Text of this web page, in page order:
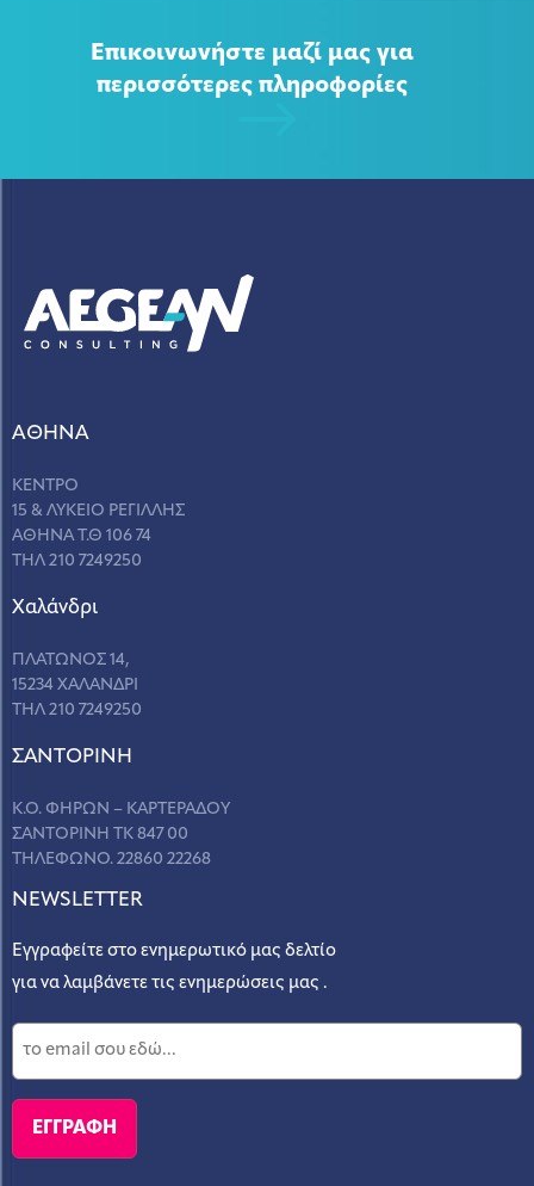
Επικοινωνήστε μαζί μας για
περισσότερες πληροφορίες
ΑΘΗΝΑ
ΚΕΝΤΡΟ
15 & ΛΥΚΕΙΟ ΡΕΓΙΛΛΗΣ
ΑΘΗΝΑ Τ.Θ 106 74
ΤΗΛ 210 7249250
Χαλάνδρι
ΠΛΑΤΩΝΟΣ 14,
15234 ΧΑΛΑΝΔΡΙ
ΤΗΛ 210 7249250
ΣANΤΟΡΙΝΗ
Κ.Ο. ΦΗΡΩΝ – ΚΑΡΤΕΡΑΔΟΥ
ΣΑΝΤΟΡΙΝΗ ΤΚ 847 00
ΤΗΛΕΦΩΝΟ. 22860 22268
NEWSLETTER
Εγγραφείτε στο ενημερωτικό μας δελτίο
για να λαμβάνετε τις ενημερώσεις μας .